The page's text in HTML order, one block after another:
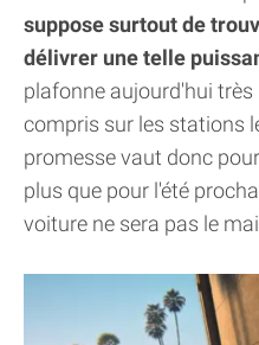
suppose surtout de
délivrer une telle
plafonne aujourd'hui
compris sur les stations
promesse vaut donc
plus que pour l'été
voiture ne sera pas le